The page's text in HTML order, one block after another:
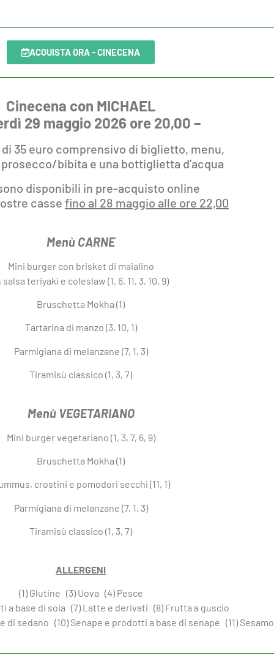
ACQUISTA ORA - CINECENA
Cinecena con MICHAEL
29 maggio 2026 ore 20,00 –
35 euro comprensivo di biglietto, menu,
bibita e una bottiglietta d’acqua
disponibili in pre-acquisto online
casse fino al 28 maggio alle ore 22,00
Menù CARNE
Mini burger con brisket di maialino
salsa teriyaki e coleslaw (1, 6, 11, 3, 10, 9)
Bruschetta Mokha (1)
Tartarina di manzo (3, 10, 1)
Parmigiana di melanzane (7, 1, 3)
Tiramisù classico (1, 3, 7)
Menù VEGETARIANO
Mini burger vegetariano (1, 3, 7, 6, 9)
Bruschetta Mokha (1)
crostini e pomodori secchi (11, 1)
Parmigiana di melanzane (7, 1, 3)
Tiramisù classico (1, 3, 7)
ALLERGENI
(1) Glutine (3) Uova (4) Pesce
a base di soia (7) Latte e derivati (8) Frutta a guscio
di sedano (10) Senape e prodotti a base di senape (11) Sesamo